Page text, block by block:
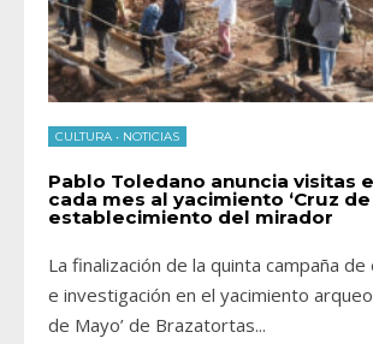
CULTURA • NOTICIAS
Pablo Toledano anuncia visitas
cada mes al yacimiento ‘Cruz de
establecimiento del mirador
La finalización de la quinta campaña de
e investigación en el yacimiento
de Mayo’ de Brazatortas...